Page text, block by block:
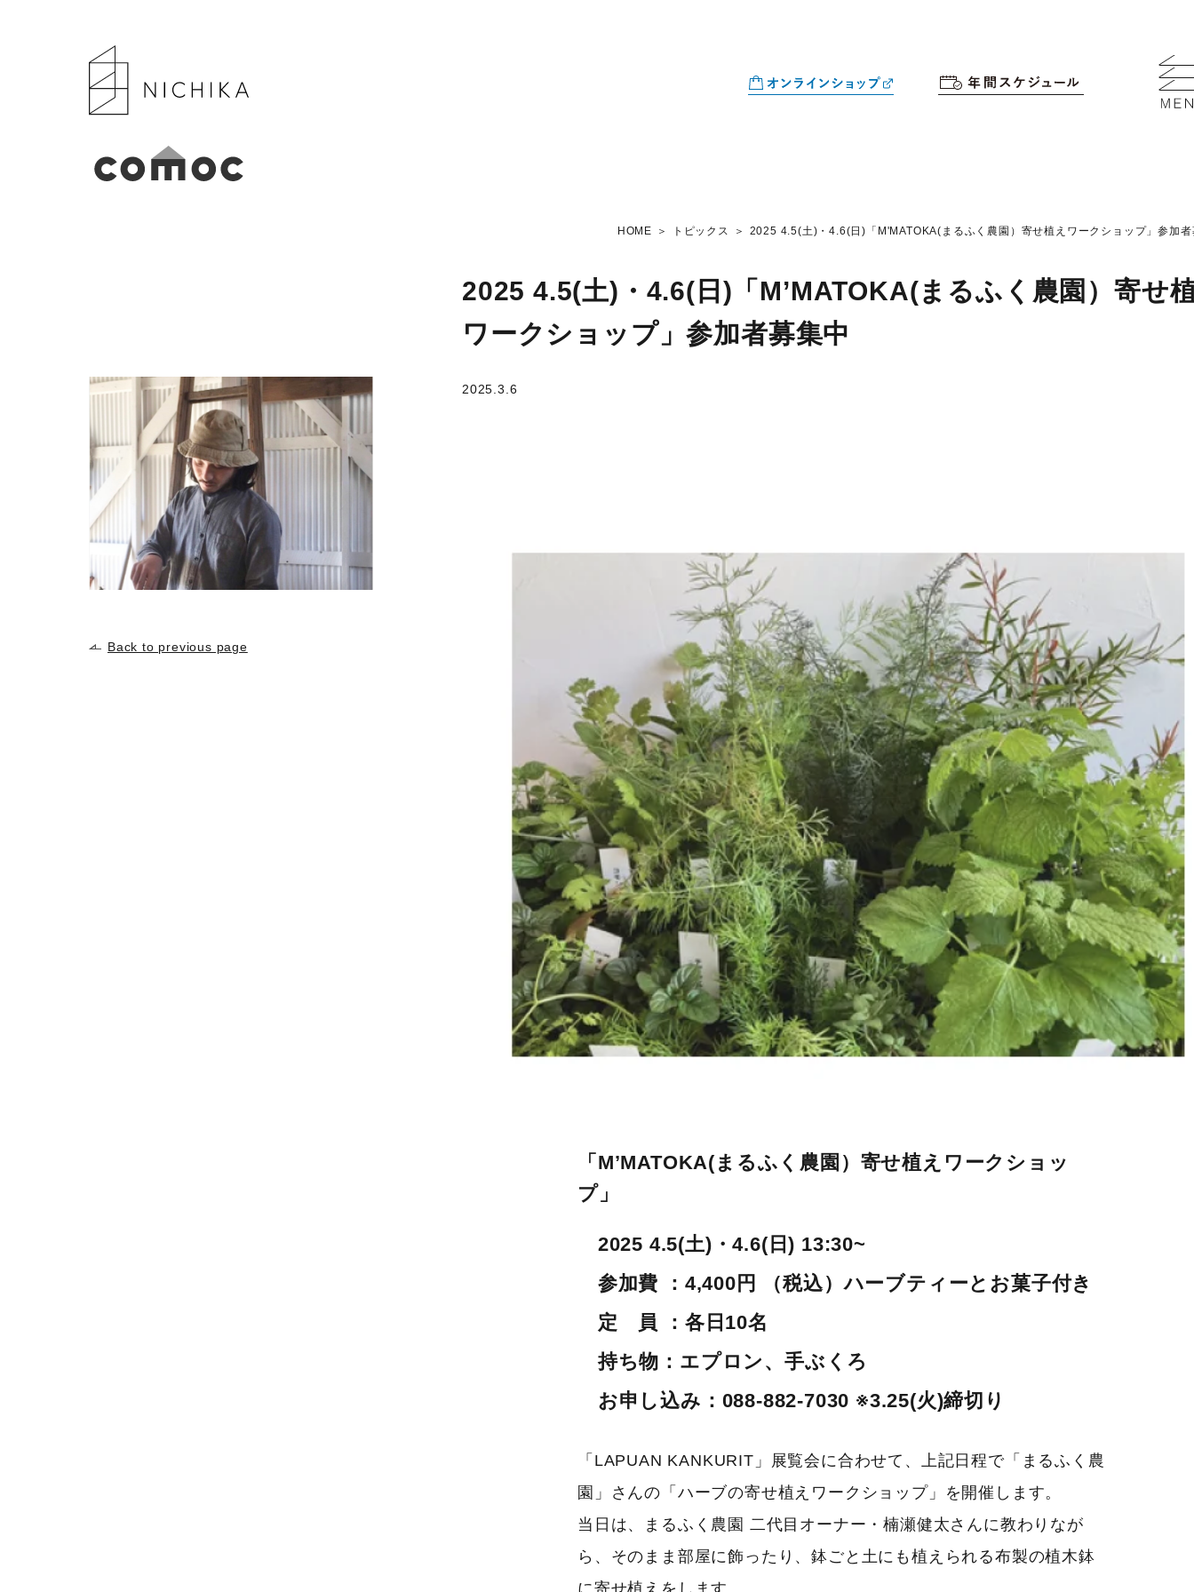
HOME トピックス 2025 4.5(土)・4.6(日)「M'MATOKA(まるふく農園）寄せ植えワークショップ」参加者
Back to previous page
2025 4.5(土)・4.6(日)「M’MATOKA(まるふく農園）寄せ
ワークショップ」参加者募集中
2025.3.6
「M’MATOKA(まるふく農園）寄せ植えワークショッ
プ」
2025 4.5(土)・4.6(日) 13:30~
参加費 ：4,400円 （税込）ハーブティーとお菓子付き
定 員 ：各日10名
持ち物：エプロン、手ぶくろ
お申し込み：088-882-7030 ※3.25(火)締切り
「LAPUAN KANKURIT」展覧会に合わせて、上記日程で「まるふく農
園」さんの「ハーブの寄せ植えワークショップ」を開催します。
当日は、まるふく農園 二代目オーナー・楠瀬健太さんに教わりなが
ら、そのまま部屋に飾ったり、鉢ごと土にも植えられる布製の植木鉢
に寄せ植えをします。